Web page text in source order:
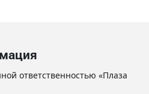
ответственностью «Плаза